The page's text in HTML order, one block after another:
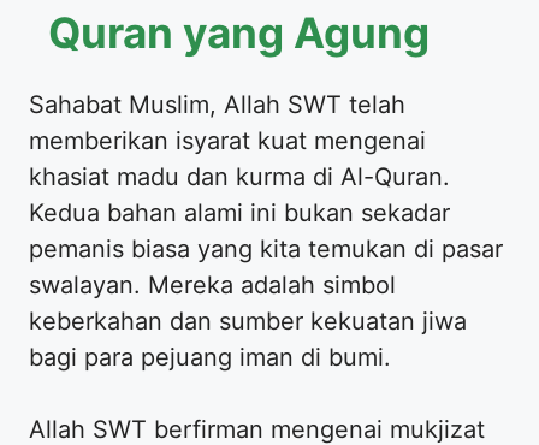
Quran yang Agung
Sahabat Muslim, Allah SWT telah
memberikan isyarat kuat mengenai
khasiat madu dan kurma di Al-Quran.
Kedua bahan alami ini bukan sekadar
pemanis biasa yang kita temukan di pasar
swalayan. Mereka adalah simbol
keberkahan dan sumber kekuatan jiwa
bagi para pejuang iman di bumi.
Allah SWT berfirman mengenai mukjizat